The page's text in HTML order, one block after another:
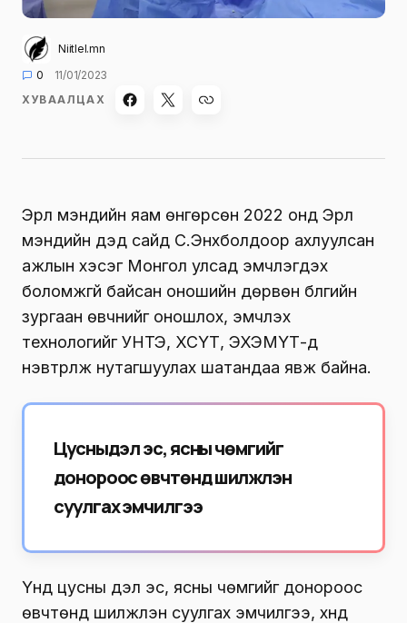
Niitlel.mn
0
11/01/2023
ХУВААЛЦАХ
Эрүүл мэндийн яам өнгөрсөн 2022 онд Эрүүл
мэндийн дэд сайд С.Энхболдоор ахлуулсан
ажлын хэсэг Монгол улсад эмчлэгдэх
боломжгүй байсан оношийн дөрвөн бүлгийн
зургаан өвчнийг оношлох, эмчлэх
технологийг УНТЭ, ХСҮТ, ЭХЭМҮТ-д
нэвтрүүлж нутагшуулах шатандаа явж байна.
Цусны үүдэл эс, ясны чөмгийг
донороос өвчтөнд шилжүүлэн
суулгах эмчилгээ
Үүнд цусны үүдэл эс, ясны чөмгийг донороос
өвчтөнд шилжүүлэн суулгах эмчилгээ, хүнд